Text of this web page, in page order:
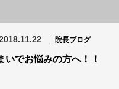
院長ブログ
いでお悩みの方へ！！